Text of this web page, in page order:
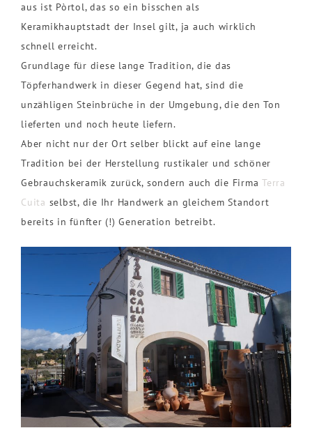
aus ist Pòrtol, das so ein bisschen als
Keramikhauptstadt der Insel gilt, ja auch wirklich
schnell erreicht.
Grundlage für diese lange Tradition, die das
Töpferhandwerk in dieser Gegend hat, sind die
unzähligen Steinbrüche in der Umgebung, die den Ton
lieferten und noch heute liefern.
Aber nicht nur der Ort selber blickt auf eine lange
Tradition bei der Herstellung rustikaler und schöner
Gebrauchskeramik zurück, sondern auch die Firma Terra
Cuita selbst, die Ihr Handwerk an gleichem Standort
bereits in fünfter (!) Generation betreibt.